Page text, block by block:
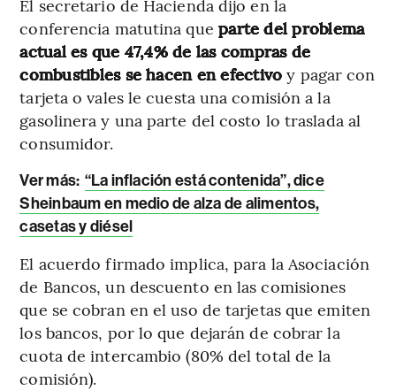
El secretario de Hacienda dijo en la
conferencia matutina que parte del problema
actual es que 47,4% de las compras de
combustibles se hacen en efectivo y pagar con
tarjeta o vales le cuesta una comisión a la
gasolinera y una parte del costo lo traslada al
consumidor.
Ver más: “La inflación está contenida”, dice
Sheinbaum en medio de alza de alimentos,
casetas y diésel
El acuerdo firmado implica, para la Asociación
de Bancos, un descuento en las comisiones
que se cobran en el uso de tarjetas que emiten
los bancos, por lo que dejarán de cobrar la
cuota de intercambio (80% del total de la
comisión).